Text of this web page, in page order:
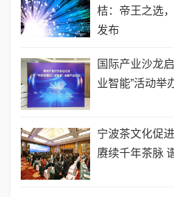
桔：帝王之选
发布
国际产业沙龙
业智能”活动举
宁波茶文化促
赓续千年茶脉